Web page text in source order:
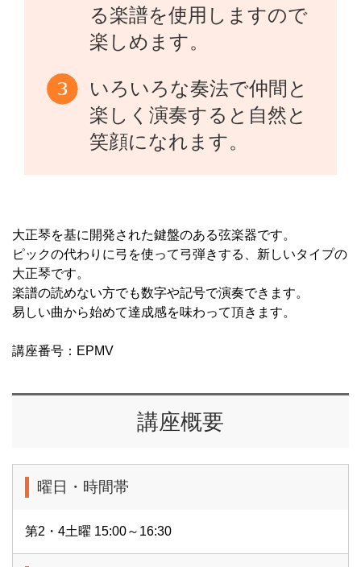
る楽譜を使用しますので
楽しめます。
いろいろな奏法で仲間と
楽しく演奏すると自然と
笑顔になれます。
大正琴を基に開発された鍵盤のある弦楽器です。
ピックの代わりに弓を使って弓弾きする、新しいタイプの
大正琴です。
楽譜の読めない方でも数字や記号で演奏できます。
易しい曲から始めて達成感を味わって頂きます。
講座番号：EPMV
講座概要
曜日・時間帯
第2・4土曜 15:00～16:30